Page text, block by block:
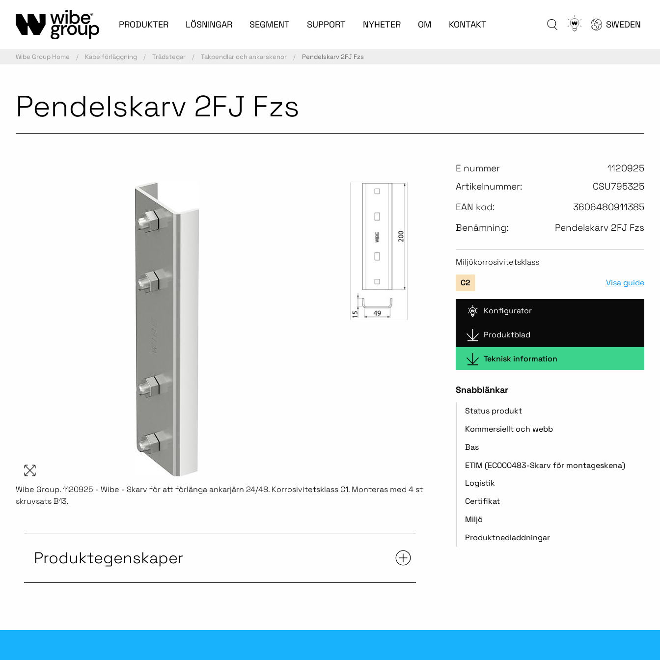
PRODUKTER LÖSNINGAR SEGMENT SUPPORT NYHETER OM KONTAKT
Go
to
SWEDEN
Wibe Group Home Kabelförläggning Trådstegar Takpendlar och ankarskenor Pendelskarv 2FJ Fzs
Pendelskarv 2FJ Fzs
Wibe Group. 1120925 - Wibe - Skarv för att förlänga ankarjärn 24/48. Korrosivitetsklass C1. Monteras med 4 st
skruvsats B13.
Produktegenskaper
E nummer
1120925
Artikelnummer:
CSU795325
EAN kod:
3606480911385
Benämning:
Pendelskarv 2FJ Fzs
Miljökorrosivitetsklass
C2 Visa guide
Konfigurator
Produktblad
Teknisk information
Snabblänkar
Status produkt
Kommersiellt och webb
Bas
ETIM (EC000483-Skarv för montageskena)
Logistik
Certifikat
Miljö
Produktnedladdningar